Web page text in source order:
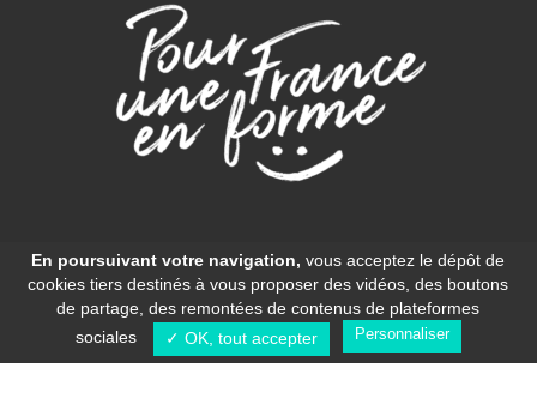
des données- Une réalisationShokola.com
En poursuivant votre navigation, vous acceptez le dépôt de
cookies tiers destinés à vous proposer des vidéos, des boutons
de partage, des remontées de contenus de plateformes
sociales
✓ OK, tout accepter Personnaliser